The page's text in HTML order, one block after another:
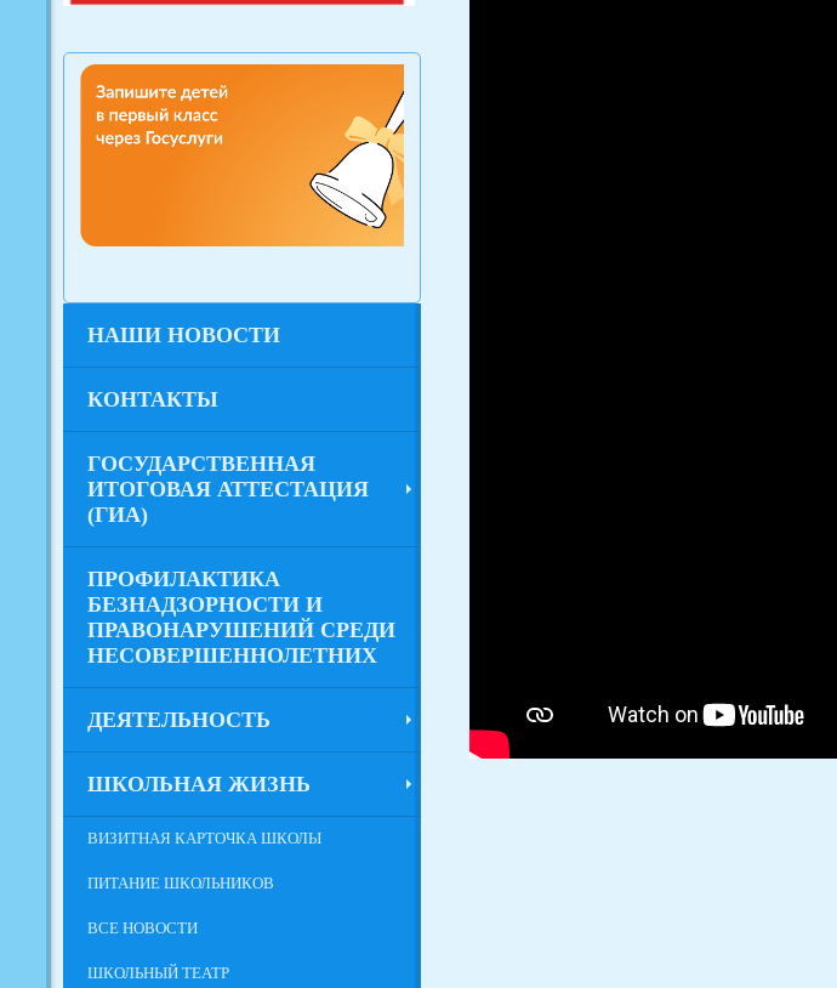
НАШИ НОВОСТИ
КОНТАКТЫ
ГОСУДАРСТВЕННАЯ
ИТОГОВАЯ АТТЕСТАЦИЯ
(ГИА)
ПРОФИЛАКТИКА
БЕЗНАДЗОРНОСТИ И
ПРАВОНАРУШЕНИЙ СРЕДИ
НЕСОВЕРШЕННОЛЕТНИХ
ДЕЯТЕЛЬНОСТЬ
ШКОЛЬНАЯ ЖИЗНЬ
ВИЗИТНАЯ КАРТОЧКА ШКОЛЫ
ПИТАНИЕ ШКОЛЬНИКОВ
ВСЕ НОВОСТИ
ШКОЛЬНЫЙ ТЕАТР